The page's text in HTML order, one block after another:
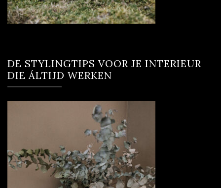
DE STYLINGTIPS VOOR JE INTERIEUR
DIE ÁLTIJD WERKEN